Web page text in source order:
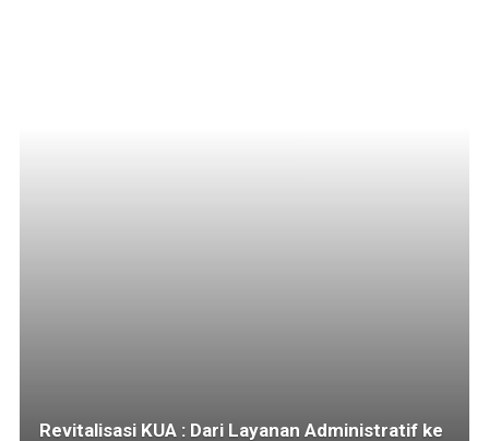
Revitalisasi KUA : Dari Layanan Administratif ke